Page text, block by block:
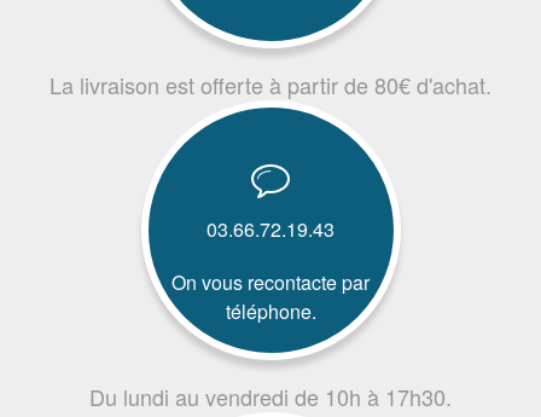
La livraison est offerte à partir de 80€ d'achat.
03.66.72.19.43
On vous recontacte par
téléphone.
Du lundi au vendredi de 10h à 17h30.